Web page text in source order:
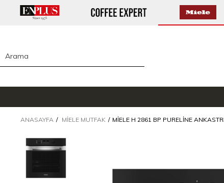
ANASAYFA MIELE MUTFAK MIELE H 2861 BP PURELINE